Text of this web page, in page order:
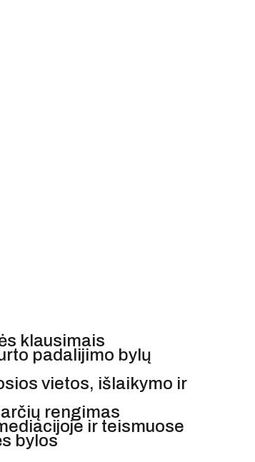
klausimais
padalijimo bylų
vietos, išlaikymo ir
rengimas
ir teismuose
bylos